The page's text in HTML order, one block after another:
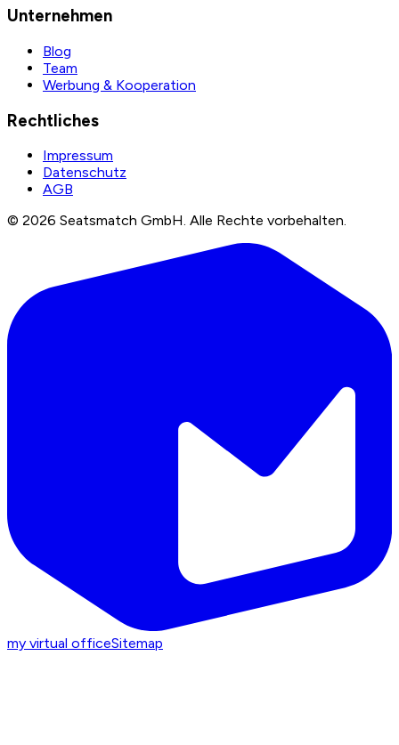
Unternehmen
Blog
Team
Werbung & Kooperation
Rechtliches
Impressum
Datenschutz
AGB
© 2026 Seatsmatch GmbH. Alle Rechte vorbehalten.
my virtual officeSitemap